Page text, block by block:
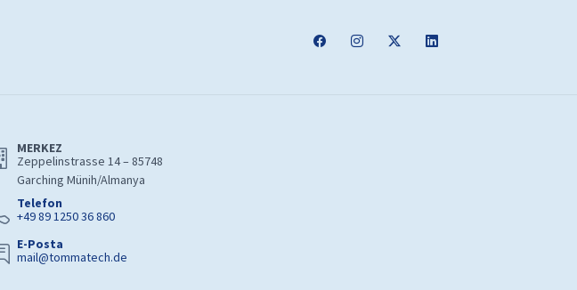
MERKEZ
Zeppelinstrasse 14 – 85748
Garching Münih/Almanya
Telefon
+49 89 1250 36 860
E-Posta
mail@tommatech.de